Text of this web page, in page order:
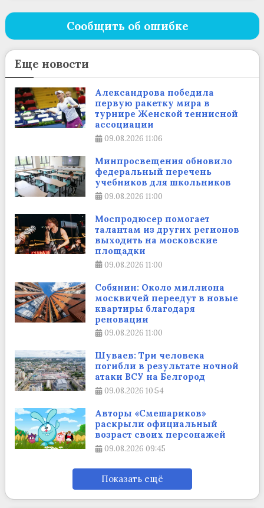
Сообщить об ошибке
Еще новости
Александрова победила
первую ракетку мира в
турнире Женской теннисной
ассоциации
09.08.2026 11:06
Минпросвещения обновило
федеральный перечень
учебников для школьников
09.08.2026 11:00
Моспродюсер помогает
талантам из других регионов
выходить на московские
площадки
09.08.2026 11:00
Собянин: Около миллиона
москвичей переедут в новые
квартиры благодаря
реновации
09.08.2026 11:00
Шуваев: Три человека
погибли в результате ночной
атаки ВСУ на Белгород
09.08.2026 10:54
Авторы «Смешариков»
раскрыли официальный
возраст своих персонажей
09.08.2026 09:45
Показать ещё